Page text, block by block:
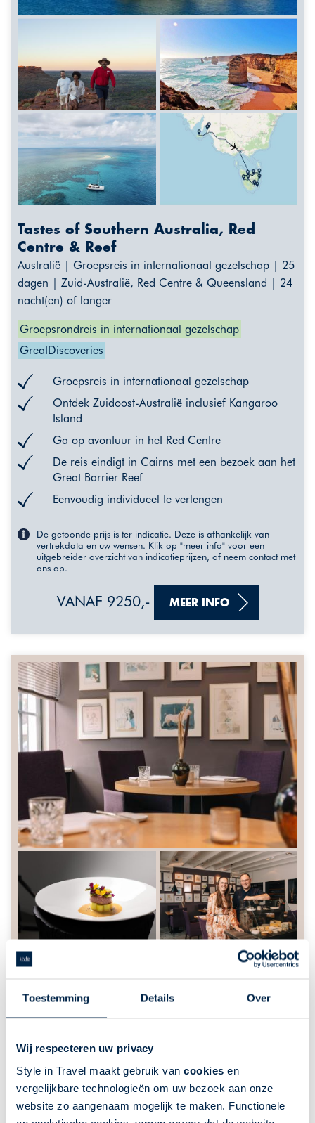
Toestemming Details Over
Wij respecteren uw privacy
Style in Travel maakt gebruik van cookies en
vergelijkbare technologieën om uw bezoek aan onze
website zo aangenaam mogelijk te maken. Functionele
Tastes of Southern Australia, Red
Centre & Reef
Australië | Groepsreis in internationaal gezelschap | 25
dagen | Zuid-Australië, Red Centre & Queensland | 24
nacht(en) of langer
Groepsrondreis in internationaal gezelschap
GreatDiscoveries
Groepsreis in internationaal gezelschap
Ontdek Zuidoost-Australië inclusief Kangaroo
Island
Ga op avontuur in het Red Centre
De reis eindigt in Cairns met een bezoek aan het
Great Barrier Reef
Eenvoudig individueel te verlengen
De getoonde prijs is ter indicatie. Deze is afhankelijk van
vertrekdata en uw wensen. Klik op "meer info" voor een
uitgebreider overzicht van indicatieprijzen, of neem contact met
ons op.
VANAF 9250,- MEER INFO
bij Kaatje bij de Sluis
Nederland | | 1 nacht(en) of langer